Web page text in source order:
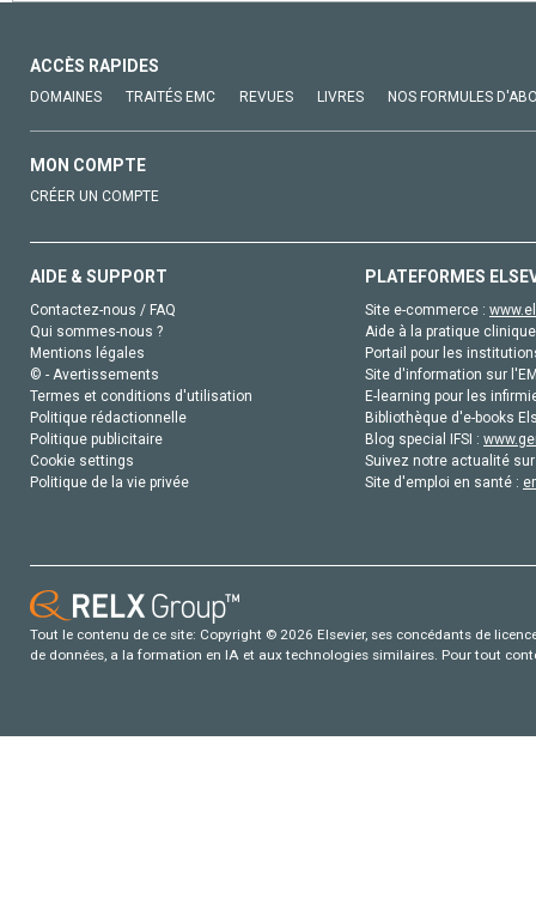
ACCÈS RAPIDES
DOMAINES TRAITÉS EMC REVUES LIVRES NOS FORMULES
MON COMPTE
CRÉER UN COMPTE
AIDE & SUPPORT
Contactez-nous / FAQ
Qui sommes-nous ?
Mentions légales
© - Avertissements
Termes et conditions d'utilisation
Politique rédactionnelle
Politique publicitaire
Cookie settings
Politique de la vie privée
PLATEFORMES
Site e-commerce :
Aide à la pratique
Portail pour les
Site d'information sur
E-learning pour les
Bibliothèque d'e-books
Blog special IFSI :
Suivez notre actualité
Site d'emploi en santé :
Tout le contenu de ce site: Copyright © 2026 Elsevier, ses concédants de
de données, a la formation en IA et aux technologies similaires. Pour tout